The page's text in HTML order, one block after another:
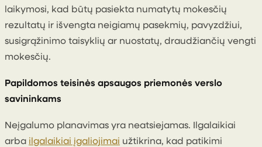
laikymosi, kad būtų pasiekta numatytų mokesčių
rezultatų ir išvengta neigiamų pasekmių, pavyzdžiui,
susigrąžinimo taisyklių ar nuostatų, draudžiančių vengti
mokesčių.
Papildomos teisinės apsaugos priemonės verslo
savininkams
Neįgalumo planavimas yra neatsiejamas. Ilgalaikiai
arba ilgalaikiai įgaliojimai užtikrina, kad patikimi